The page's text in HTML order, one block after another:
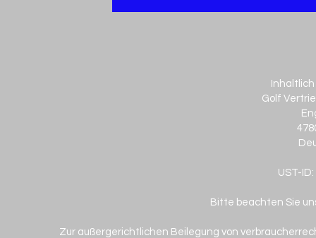
Golf
UST-
Bitte beachten Sie
Zur außergerichtlichen Beilegung von